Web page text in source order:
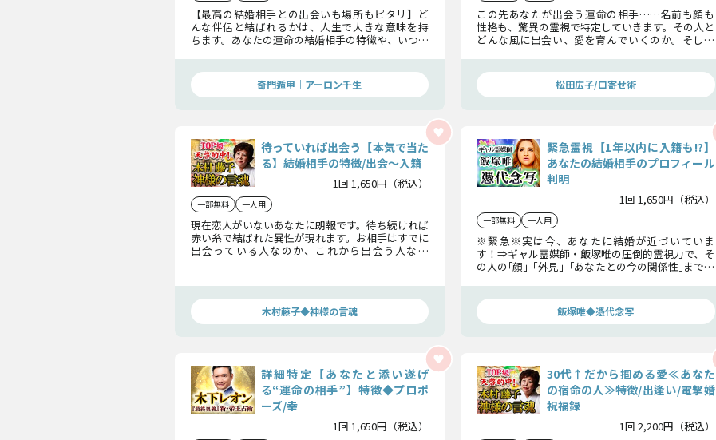
【最高の結婚相手との出会いも場所もピタリ】ど
んな伴侶と結ばれるかは、人生で大きな意味を持
ちます。あなたの運命の結婚相手の特徴や、いつど
奇門遁甲｜アーロン千生
この先あなたが出会う運命の相手……名前も顔も
性格も、驚異の霊視で特定していきます。その人と
どんな風に出会い、愛を育んでいくのか。そして
松田広子/口寄せ術
待っていれば出会う【本気で当た
る】結婚相手の特徴/出会〜入籍
1回 1,650円（税込）
一部無料 一人用
現在恋人がいないあなたに朗報です。待ち続ければ
赤い糸で結ばれた異性が現れます。お相手はすでに
出会っている人なのか、これから出会う人なの
木村藤子◆神様の言魂
緊急霊視【1年以内に入籍も!?】
あなたの結婚相手のプロフィール
判明
1回 1,650円（税込）
一部無料 一人用
※緊急※実は今、あなたに結婚が近づいていま
す！⇒ギャル霊媒師・飯塚唯の圧倒的霊視力で、そ
の人の｢顔｣「外見」｢あなたとの今の関係性｣までわ
飯塚唯◆憑代念写
詳細特定【あなたと添い遂げ
る“運命の相手”】特徴◆プロポ
ーズ/幸
1回 1,650円（税込）
30代↑だから掴める愛≪あなた
の宿命の人≫特徴/出逢い/電撃婚
祝福録
1回 2,200円（税込）